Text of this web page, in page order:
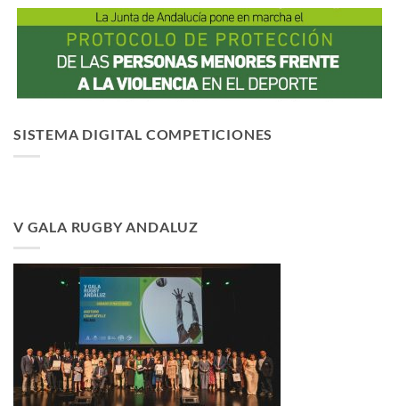
SISTEMA DIGITAL COMPETICIONES
V GALA RUGBY ANDALUZ